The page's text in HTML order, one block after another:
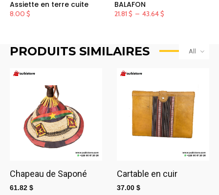
Assiette en terre cuite
8.00 $
BALAFON
21.81$ – 43.64$
PRODUITS SIMILAIRES All
Chapeau de Saponé
61.82 $
Cartable en cuir
37.00 $